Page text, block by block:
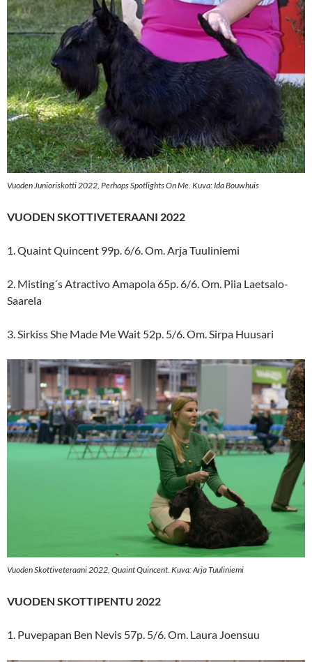
Vuoden Junioriskotti 2022, Perhaps Spotlights On Me. Kuva: Ida Bouwhuis
VUODEN SKOTTIVETERAANI 2022
1. Quaint Quincent 99p. 6/6. Om. Arja Tuuliniemi
2. Misting´s Atractivo Amapola 65p. 6/6. Om. Piia Laetsalo-
Saarela
3. Sirkiss She Made Me Wait 52p. 5/6. Om. Sirpa Huusari
Vuoden Skottiveteraani 2022, Quaint Quincent. Kuva: Arja Tuuliniemi
VUODEN SKOTTIPENTU 2022
1. Puvepapan Ben Nevis 57p. 5/6. Om. Laura Joensuu